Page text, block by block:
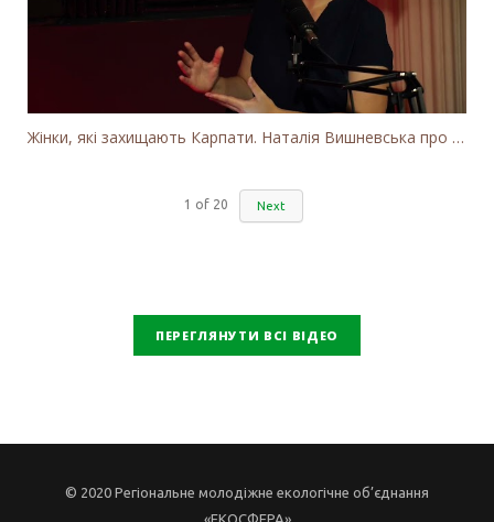
Жінки, які захищають Карпати. Наталія Вишневська про вітряки в Закарпатті та участь громадськості
1 of 20 Next
ПЕРЕГЛЯНУТИ ВСІ ВІДЕО
© 2020 Регіональне молодіжне екологічне об’єднання
«ЕКОСФЕРА»